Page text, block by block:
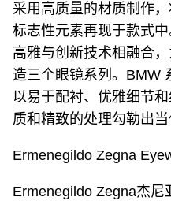
采用高质量的材质制作
标志性元素再现于款式
高雅与创新技术相融合
造三个眼镜系列。BMW
以易于配衬、优雅细节
质和精致的处理勾勒出当
Ermenegildo Zegna
Ermenegildo Zegna杰